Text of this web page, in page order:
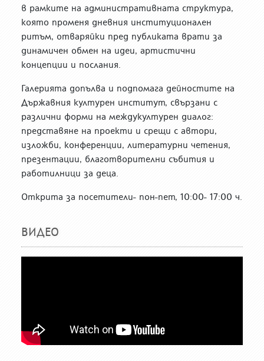
в рамките на административната структура,
която променя дневния институционален
ритъм, отваряйки пред публиката врати за
динамичен обмен на идеи, артистични
концепции и послания.
Галерията допълва и подпомага дейностите на
Държавния културен институт, свързани с
различни форми на междукултурен диалог:
представяне на проекти и срещи с автори,
изложби, конференции, литературни четения,
презентации, благотворителни събития и
работилници за деца.
Открита за посетители- пон-пет, 10:00- 17:00 ч.
ВИДЕО